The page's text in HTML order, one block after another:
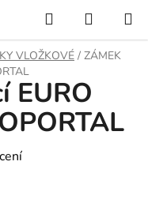
Hledat
KOŠÍK
VLOŽKOVÉ / ZÁMEK
EURO